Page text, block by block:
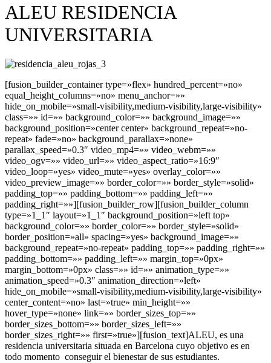
ALEU RESIDENCIA
UNIVERSITARIA
[fusion_builder_container type=»flex» hundred_percent=»no»
equal_height_columns=»no» menu_anchor=»»
hide_on_mobile=»small-visibility,medium-visibility,large-visibility»
class=»» id=»» background_color=»» background_image=»»
background_position=»center center» background_repeat=»no-
repeat» fade=»no» background_parallax=»none»
parallax_speed=»0.3″ video_mp4=»» video_webm=»»
video_ogv=»» video_url=»» video_aspect_ratio=»16:9″
video_loop=»yes» video_mute=»yes» overlay_color=»»
video_preview_image=»» border_color=»» border_style=»solid»
padding_top=»» padding_bottom=»» padding_left=»»
padding_right=»»][fusion_builder_row][fusion_builder_column
type=»1_1″ layout=»1_1″ background_position=»left top»
background_color=»» border_color=»» border_style=»solid»
border_position=»all» spacing=»yes» background_image=»»
background_repeat=»no-repeat» padding_top=»» padding_right=»»
padding_bottom=»» padding_left=»» margin_top=»0px»
margin_bottom=»0px» class=»» id=»» animation_type=»»
animation_speed=»0.3″ animation_direction=»left»
hide_on_mobile=»small-visibility,medium-visibility,large-visibility»
center_content=»no» last=»true» min_height=»»
hover_type=»none» link=»» border_sizes_top=»»
border_sizes_bottom=»» border_sizes_left=»»
border_sizes_right=»» first=»true»][fusion_text]ALEU, es una
residencia universitaria situada en Barcelona cuyo objetivo es en
todo momento conseguir el bienestar de sus estudiantes.